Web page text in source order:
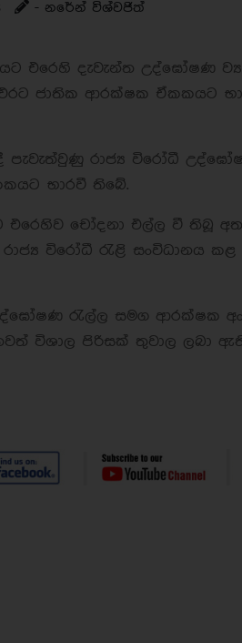
- නරේන් විශ්වජිත්
එරෙහි දැවැන්ත උද්ඝෝෂණ
ජාතික ආරක්ෂක ඒකකයට
රාජ්‍ය විරෝධී
භාරවී තිබේ.
එරෙහිව චෝදනා එල්ල වී තිබූ
විරෝධී රැළි සංවිධානය කළ
රැල්ල සමග ආරක්ෂක
විශාල පිරිසක් තුවාල ලබා